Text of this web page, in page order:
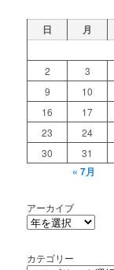
日 月
2
3
9
10
16
17
23
24
30
31
« 7月
アーカイブ
カテゴリー